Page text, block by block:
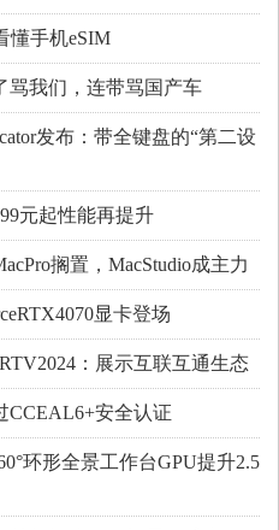
懂手机eSIM
骂我们，连带骂国产车
发布：带全键盘的“第二设
元起性能再提升
搁置，MacStudio成主力
显卡登场
：展示互联互通生态
CCEAL6+安全认证
环形全景工作台GPU提升2.5